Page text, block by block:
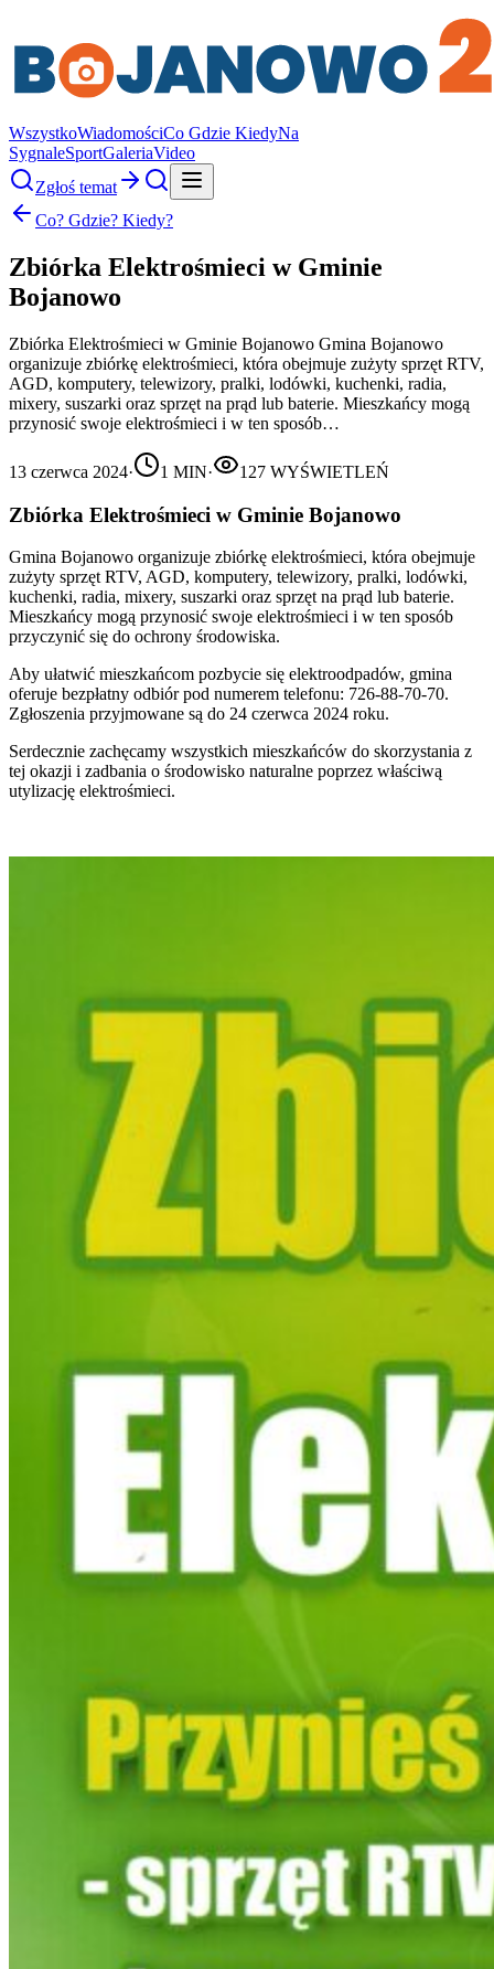
WszystkoWiadomościCo Gdzie KiedyNa
SygnaleSportGaleriaVideo
Zgłoś temat
Co? Gdzie? Kiedy?
Zbiórka Elektrośmieci w Gminie
Bojanowo
Zbiórka Elektrośmieci w Gminie Bojanowo Gmina Bojanowo
organizuje zbiórkę elektrośmieci, która obejmuje zużyty sprzęt RTV,
AGD, komputery, telewizory, pralki, lodówki, kuchenki, radia,
mixery, suszarki oraz sprzęt na prąd lub baterie. Mieszkańcy mogą
przynosić swoje elektrośmieci i w ten sposób…
13 czerwca 2024· 1 MIN· 127 WYŚWIETLEŃ
Zbiórka Elektrośmieci w Gminie Bojanowo
Gmina Bojanowo organizuje zbiórkę elektrośmieci, która obejmuje
zużyty sprzęt RTV, AGD, komputery, telewizory, pralki, lodówki,
kuchenki, radia, mixery, suszarki oraz sprzęt na prąd lub baterie.
Mieszkańcy mogą przynosić swoje elektrośmieci i w ten sposób
przyczynić się do ochrony środowiska.
Aby ułatwić mieszkańcom pozbycie się elektroodpadów, gmina
oferuje bezpłatny odbiór pod numerem telefonu: 726-88-70-70.
Zgłoszenia przyjmowane są do 24 czerwca 2024 roku.
Serdecznie zachęcamy wszystkich mieszkańców do skorzystania z
tej okazji i zadbania o środowisko naturalne poprzez właściwą
utylizację elektrośmieci.